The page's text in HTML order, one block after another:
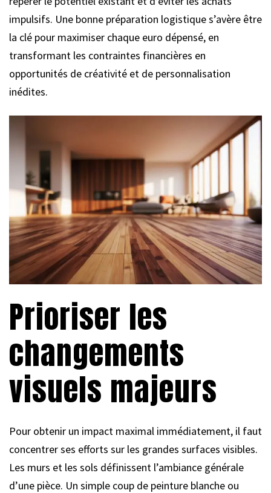
impulsifs. Une bonne préparation logistique s’avère être
la clé pour maximiser chaque euro dépensé, en
transformant les contraintes financières en
opportunités de créativité et de personnalisation
inédites.
Prioriser les
changements
visuels majeurs
Pour obtenir un impact maximal immédiatement, il faut
concentrer ses efforts sur les grandes surfaces visibles.
Les murs et les sols définissent l’ambiance générale
d’une pièce. Un simple coup de peinture blanche ou